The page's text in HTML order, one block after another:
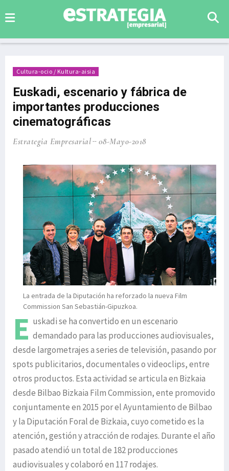
Cultura-ocio / Kultura-aisia
Euskadi, escenario y fábrica de
importantes producciones
cinematográficas
Estrategia Empresarial 08-Mayo-2018
La entrada de la Diputación ha reforzado la nueva Film
Commission San Sebastián-Gipuzkoa.
E uskadi se ha convertido en un escenario
demandado para las producciones audiovisuales,
desde largometrajes a series de televisión, pasando por
spots publicitarios, documentales o videoclips, entre
otros productos. Esta actividad se articula en Bizkaia
desde Bilbao Bizkaia Film Commission, ente promovido
conjuntamente en 2015 por el Ayuntamiento de Bilbao
y la Diputación Foral de Bizkaia, cuyo cometido es la
atención, gestión y atracción de rodajes. Durante el año
pasado atendió un total de 182 producciones
audiovisuales y colaboró en 117 rodajes.